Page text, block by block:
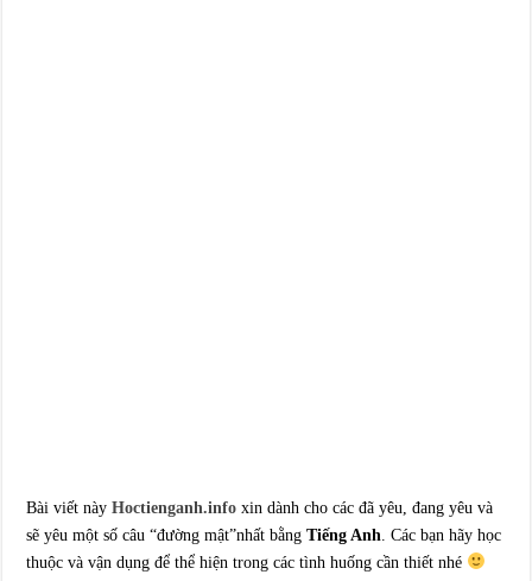
Bài viết nàyHoctienganh.info xin dành cho các đã yêu, đang yêu và
sẽ yêu một số câu “đường mật”nhất bằngTiếng Anh. Các bạn hãy học
thuộc và vận dụng để thể hiện trong các tình huống cần thiết nhé